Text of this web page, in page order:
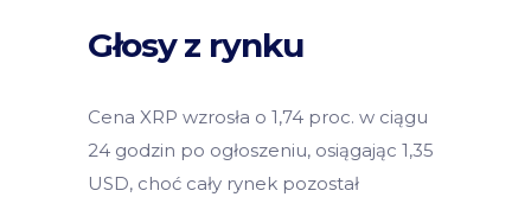
Głosy z rynku
Cena XRP wzrosła o 1,74 proc. w ciągu
24 godzin po ogłoszeniu, osiągając 1,35
USD, choć cały rynek pozostał